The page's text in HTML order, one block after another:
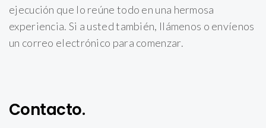
ejecución que lo reúne todo en una hermosa
experiencia. Si a usted también, llámenos o envíenos
un correo electrónico para comenzar.
Contacto.